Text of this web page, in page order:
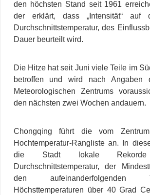
den höchsten Stand seit 1961
der erklärt, dass „Intensität“ auf
Durchschnittstemperatur, des
Dauer beurteilt wird.
Die Hitze hat seit Juni viele Teile im
betroffen und wird nach Angaben
Meteorologischen Zentrums
den nächsten zwei Wochen andauern.
Chongqing führt die vom Zentrum
Hochtemperatur-Rangliste an. In
die Stadt lokale
Durchschnittstemperatur, der
den
Höchsttemperaturen über 40 Grad